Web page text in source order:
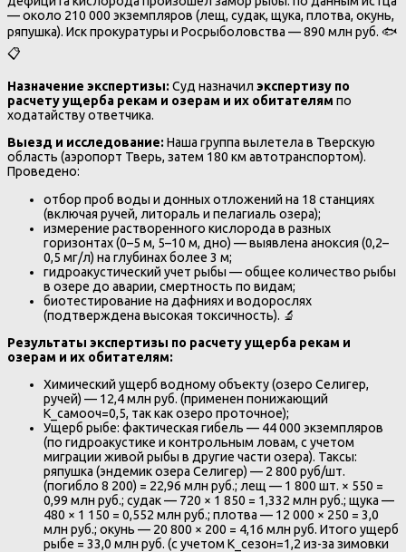
— около 210 000 экземпляров (лещ, судак, щука, плотва, окунь,
ряпушка). Иск прокуратуры и Росрыболовства — 890 млн руб. 🐟
📋
Назначение экспертизы:Суд назначил экспертизу по
расчету ущерба рекам и озерам и их обитателям по
ходатайству ответчика.
Выезд и исследование:Наша группа вылетела в Тверскую
область (аэропорт Тверь, затем 180 км автотранспортом).
Проведено:
отбор проб воды и донных отложений на 18 станциях
(включая ручей, литораль и пелагиаль озера);
измерение растворенного кислорода в разных
горизонтах (0–5 м, 5–10 м, дно) — выявлена аноксия (0,2–
0,5 мг/л) на глубинах более 3 м;
гидроакустический учет рыбы — общее количество рыбы
в озере до аварии, смертность по видам;
биотестирование на дафниях и водорослях
(подтверждена высокая токсичность). 🔬
Результаты экспертизы по расчету ущерба рекам и
озерам и их обитателям:
Химический ущерб водному объекту (озеро Селигер,
ручей) — 12,4 млн руб. (применен понижающий
K_самооч=0,5, так как озеро проточное);
Ущерб рыбе: фактическая гибель — 44 000 экземпляров
(по гидроакустике и контрольным ловам, с учетом
миграции живой рыбы в другие части озера). Таксы:
ряпушка (эндемик озера Селигер) — 2 800 руб/шт.
(погибло 8 200) = 22,96 млн руб.; лещ — 1 800 шт. × 550 =
0,99 млн руб.; судак — 720 × 1 850 = 1,332 млн руб.; щука —
480 × 1 150 = 0,552 млн руб.; плотва — 12 000 × 250 = 3,0
млн руб.; окунь — 20 800 × 200 = 4,16 млн руб. Итого ущерб
рыбе = 33,0 млн руб. (с учетом K_сезон=1,2 из-за зимовки